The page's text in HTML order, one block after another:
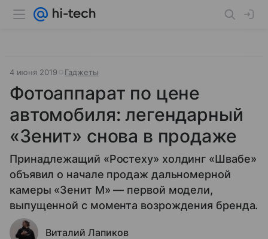
4 июня 2019 Гаджеты
Фотоаппарат по цене
автомобиля: легендарный
«Зенит» снова в продаже
Принадлежащий «Ростеху» холдинг «Швабе»
объявил о начале продаж дальномерной
камеры «Зенит М» — первой модели,
выпущенной с момента возрождения бренда.
Виталий Лапиков